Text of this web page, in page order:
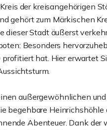
der kreisangehörigen
gehört zum Märkischen
dieser Stadt äußerst
Besonders
hat. Hier erwartet
außergewöhnlichen
begehbare
Abenteuer. Dank